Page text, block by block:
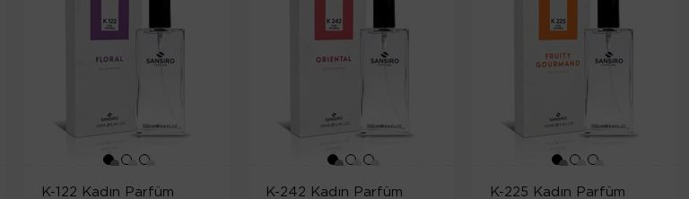
K-122 Kadın Parfüm
K-242 Kadın Parfüm
K-225 Kadın Parfüm